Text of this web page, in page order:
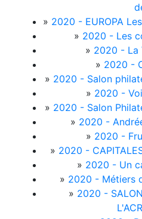
» 2020 - EUROPA
» 2020 - Les
» 2020 - La
» 2020 -
» 2020 - Salon
» 2020 -
» 2020 - Salon
» 2020 -
» 2020 -
» 2020 -
» 2020 - Un
» 2020 - Métiers
» 2020 -